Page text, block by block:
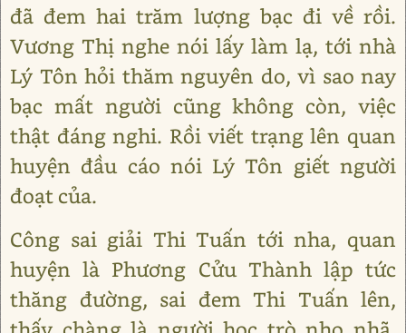
đã đem hai trăm lượng bạc đi về rồi.
Vương Thị nghe nói lấy làm lạ, tới nhà
Lý Tôn hỏi thăm nguyên do, vì sao nay
bạc mất người cũng không còn, việc
thật đáng nghi. Rồi viết trạng lên quan
huyện đầu cáo nói Lý Tôn giết người
đoạt của.
Công sai giải Thi Tuấn tới nha, quan
huyện là Phương Cửu Thành lập tức
thăng đường, sai đem Thi Tuấn lên,